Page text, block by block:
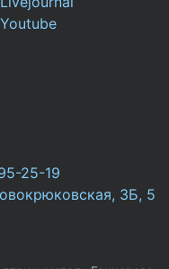
Youtube
25-19
3Б, 5